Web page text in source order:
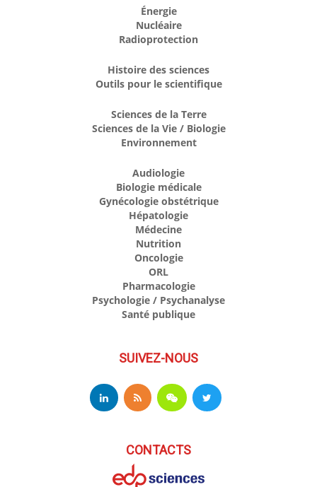
Énergie
Nucléaire
Radioprotection
Histoire des sciences
Outils pour le scientifique
Sciences de la Terre
Sciences de la Vie / Biologie
Environnement
Audiologie
Biologie médicale
Gynécologie obstétrique
Hépatologie
Médecine
Nutrition
Oncologie
ORL
Pharmacologie
Psychologie / Psychanalyse
Santé publique
SUIVEZ-NOUS
CONTACTS